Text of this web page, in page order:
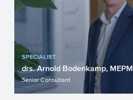
SPECIALIST
drs. Arnold Bodenkamp, MEPM
Senior Consultant